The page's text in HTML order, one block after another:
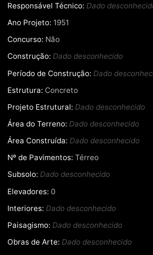
Responsável Técnico: Dado
Ano Projeto: 1951
Concurso: Não
Construção: Dado desconhecido
Período de Construção: Dado
Estrutura: Concreto
Projeto Estrutural: Dado desconhecido
Área do Terreno: Dado desconhecido
Área Construída: Dado desconhecido
Nº de Pavimentos: Térreo
Subsolo: Dado desconhecido
Elevadores: 0
Interiores: Dado desconhecido
Paisagismo: Dado desconhecido
Obras de Arte: Dado desconhecido